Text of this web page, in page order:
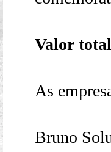
Valor
As
Bruno